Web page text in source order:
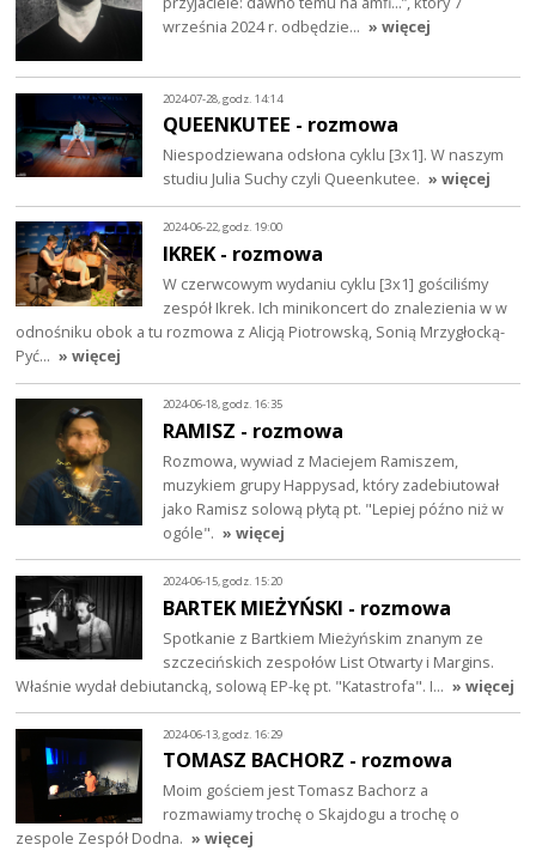
września 2024 r. odbędzie… » więcej
2024-07-28, godz. 14:14
QUEENKUTEE - rozmowa
Niespodziewana odsłona cyklu [3x1]. W naszym
studiu Julia Suchy czyli Queenkutee. » więcej
2024-06-22, godz. 19:00
IKREK - rozmowa
W czerwcowym wydaniu cyklu [3x1] gościliśmy
zespół Ikrek. Ich minikoncert do znalezienia w w
odnośniku obok a tu rozmowa z Alicją Piotrowską, Sonią Mrzygłocką-
Pyć… » więcej
2024-06-18, godz. 16:35
RAMISZ - rozmowa
Rozmowa, wywiad z Maciejem Ramiszem,
muzykiem grupy Happysad, który zadebiutował
jako Ramisz solową płytą pt. "Lepiej późno niż w
ogóle". » więcej
2024-06-15, godz. 15:20
BARTEK MIEŻYŃSKI - rozmowa
Spotkanie z Bartkiem Mieżyńskim znanym ze
szczecińskich zespołów List Otwarty i Margins.
Właśnie wydał debiutancką, solową EP-kę pt. "Katastrofa". I… » więcej
2024-06-13, godz. 16:29
TOMASZ BACHORZ - rozmowa
Moim gościem jest Tomasz Bachorz a
rozmawiamy trochę o Skajdogu a trochę o
zespole Zespół Dodna. » więcej